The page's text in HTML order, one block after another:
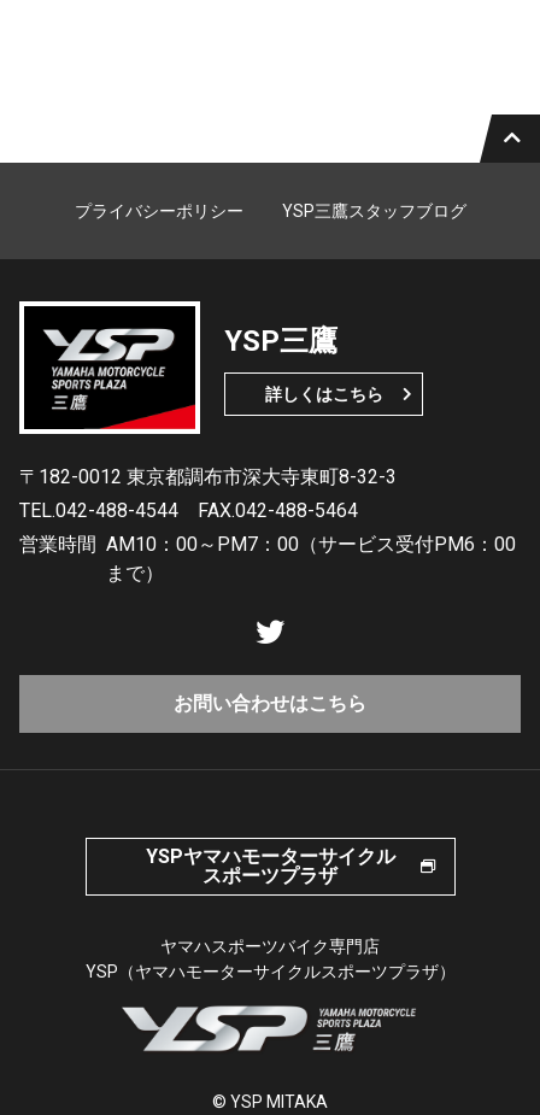
プライバシーポリシー YSP三鷹スタッフブログ
YSP三鷹
詳しくはこちら
〒182-0012 東京都調布市深大寺東町8-32-3
TEL.042-488-4544
FAX.042-488-5464
営業時間 AM10：00～PM7：00（サービス受付PM6：00
まで）
お問い合わせはこちら
YSPヤマハモーターサイクル
スポーツプラザ
ヤマハスポーツバイク専門店
YSP（ヤマハモーターサイクルスポーツプラザ）
© YSP MITAKA